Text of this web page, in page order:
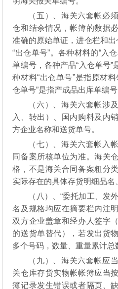
（五）、海关六套帐必
仓和结余情况，帐簿的数据
准确的原始单证，进仓栏和出
“出仓单号”。各种材料的“入
单编号，各种产品“入仓单号
种材料“出仓单号”是指原材
仓单号”是指产成品出库单编号
（六）、海关六套帐涉
入、转出）、国内购料及内
方企业名称和送货单号。
（七）、海关六套帐入
同备案所核单位为准。海关
格，不是海关合同备案粗分
实际存在的具体存货明细品名
（八）、“委托加工、发
名及规格均应在摘要栏内注
双方企业盖章和经办人签字
的送货单替代），若发出货
多个号码，数量、重量累计总
（九）、海关六套帐应
关仓库存货实物帐帐簿应当
簿记录发生错误或者隔页、